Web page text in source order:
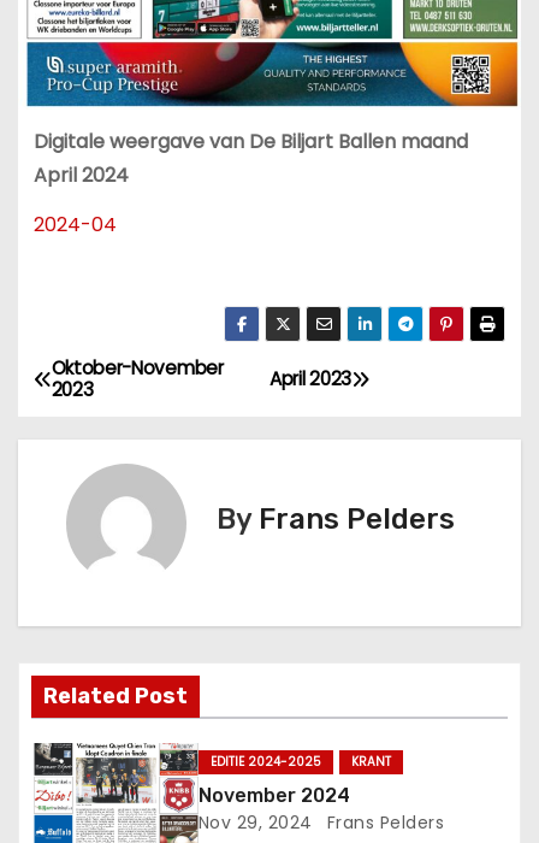
Digitale weergave van De Biljart Ballen maand
April 2024
2024-04
April 2023
Oktober-November
2023
By Frans Pelders
Related Post
EDITIE 2024-2025 KRANT
November 2024
Nov 29, 2024 Frans Pelders